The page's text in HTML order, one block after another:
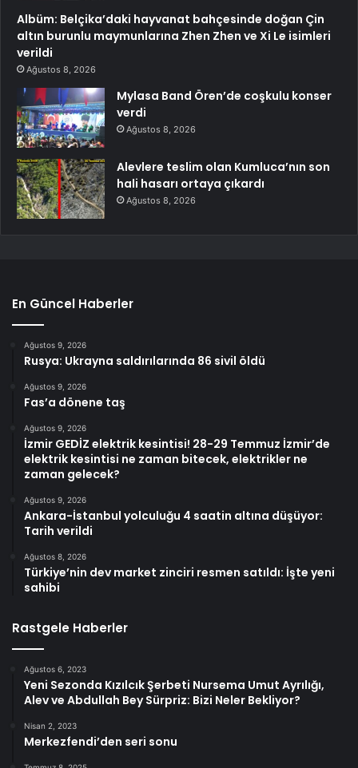
Albüm: Belçika’daki hayvanat bahçesinde doğan Çin
altın burunlu maymunlarına Zhen Zhen ve Xi Le isimleri
verildi
Ağustos 8, 2026
Mylasa Band Ören’de coşkulu konser
verdi
Ağustos 8, 2026
Alevlere teslim olan Kumluca’nın son
hali hasarı ortaya çıkardı
Ağustos 8, 2026
En Güncel Haberler
Ağustos 9, 2026
Rusya: Ukrayna saldırılarında 86 sivil öldü
Ağustos 9, 2026
Fas’a dönene taş
Ağustos 9, 2026
İzmir GEDİZ elektrik kesintisi! 28-29 Temmuz İzmir’de
elektrik kesintisi ne zaman bitecek, elektrikler ne
zaman gelecek?
Ağustos 9, 2026
Ankara-İstanbul yolculuğu 4 saatin altına düşüyor:
Tarih verildi
Ağustos 8, 2026
Türkiye’nin dev market zinciri resmen satıldı: İşte yeni
sahibi
Rastgele Haberler
Ağustos 6, 2023
Yeni Sezonda Kızılcık Şerbeti Nursema Umut Ayrılığı,
Alev ve Abdullah Bey Sürpriz: Bizi Neler Bekliyor?
Nisan 2, 2023
Merkezfendi’den seri sonu